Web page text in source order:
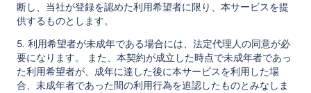
断し、当社が登録を認めた利用希望者に限り、本サービスを提
供するものとします。
5. 利用希望者が未成年である場合には、法定代理人の同意が必
要になります。 また、本契約が成立した時点で未成年者であっ
た利用希望者が、成年に達した後に本サービスを利用した場
合、未成年者であった間の利用行為を追認したものとみなしま